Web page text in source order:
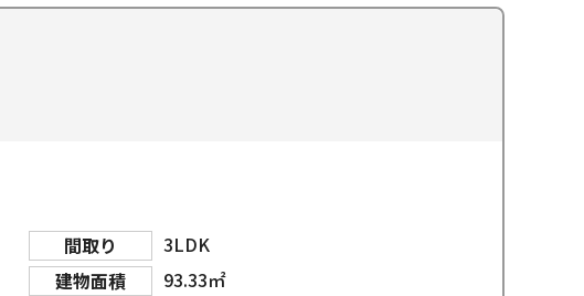
間取り
3LDK
建物面積
93.33㎡